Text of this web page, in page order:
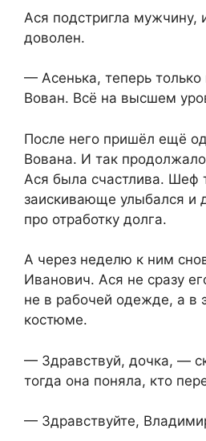
Ася подстригла мужчину,
доволен.
— Асенька, теперь
Вован. Всё на высшем
После него пришёл ещё
Вована. И так
Ася была счастлива. Шеф
заискивающе улыбался и
про отработку долга.
А через неделю к ним
Иванович. Ася не сразу
не в рабочей одежде, а в
костюме.
— Здравствуй, дочка, —
тогда она поняла, кто
— Здравствуйте,